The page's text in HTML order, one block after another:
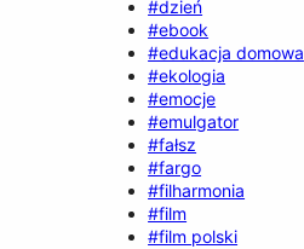
#dzień
#ebook
#edukacja domowa
#ekologia
#emocje
#emulgator
#fałsz
#fargo
#filharmonia
#film
#film polski